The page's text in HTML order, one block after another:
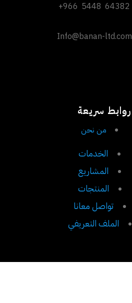
+966 5448 64382
Info@banan-ltd.com
روابط سريعة
من نحن
الخدمات
المشاريع
المنتجات
تواصل معانا
الملف التعريفي